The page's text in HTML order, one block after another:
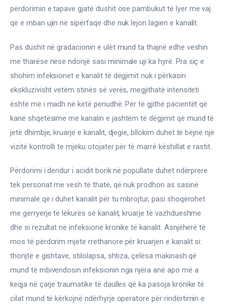
përdorimin e tapave gjatë dushit ose pambukut të lyer me vaj
që e mban ujin në sipërfaqe dhe nuk lejon lagien e kanalit.
Pas dushit në gradacionin e ulët mund ta thajnë edhe veshin
me tharëse nëse ndonjë sasi minimale uji ka hyrë. Pra siç e
shohim infeksionet e kanalit të dëgjimit nuk i përkasin
ekskluzivisht vetëm stinës së verës, megjithatë intensiteti
është më i madh në këtë periudhë. Për të gjithë pacientët që
kanë shqetësime me kanalin e jashtëm të dëgjimit që mund të
jetë dhimbje, kruarje e kanalit, djegie, bllokim duhet të bëjnë një
vizitë kontrolli te mjeku otojater për të marrë këshillat e rastit.
Përdorimi i dendur i acidit borik në popullate duhet ndërprere
tek personat me vesh të thatë, që nuk prodhon as sasinë
minimale që i duhet kanalit për tu mbrojtur, pasi shoqërohet
me gërryerje të lëkurës së kanalit, kruarje të vazhdueshme
dhe si rezultat në infeksione kronike të kanalit. Asnjëherë të
mos të përdorim mjete rrethanore për kruarjen e kanalit si:
thonjtë e gishtave, stilolapsa, shtiza, çelësa makinash që
mund të mbivendosin infeksionin nga njëra anë apo më a
keqja në çarje traumatike të daulles që ka pasoja kronike të
cilat mund të kërkojnë ndërhyrje operatore për rindërtimin e